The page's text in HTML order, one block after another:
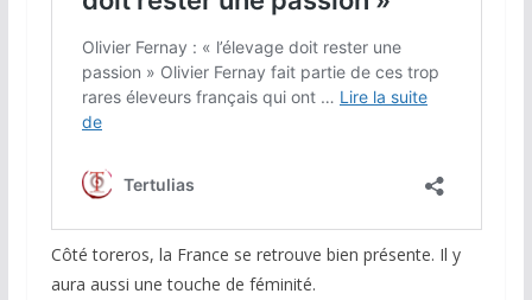
Côté toreros, la France se retrouve bien présente. Il y
aura aussi une touche de féminité.